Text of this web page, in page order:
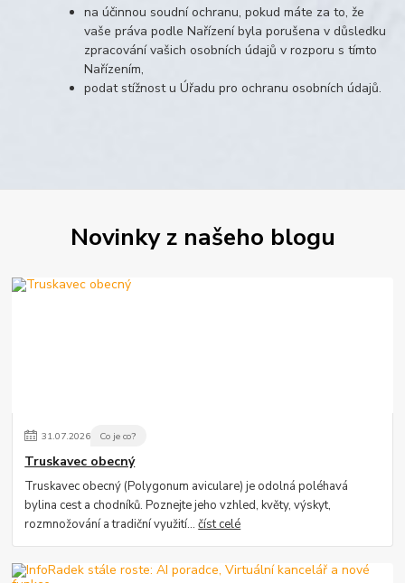
na účinnou soudní ochranu, pokud máte za to, že
vaše práva podle Nařízení byla porušena v důsledku
zpracování vašich osobních údajů v rozporu s tímto
Nařízením,
podat stížnost u Úřadu pro ochranu osobních údajů.
Novinky z našeho blogu
31.07.2026 Co je co?
Truskavec obecný
Truskavec obecný (Polygonum aviculare) je odolná poléhavá
bylina cest a chodníků. Poznejte jeho vzhled, květy, výskyt,
rozmnožování a tradiční využití...číst celé